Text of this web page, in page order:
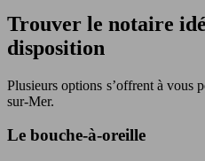
Trouver le notaire
disposition
Plusieurs options s’offrent à vous
sur-Mer.
Le bouche-à-oreille